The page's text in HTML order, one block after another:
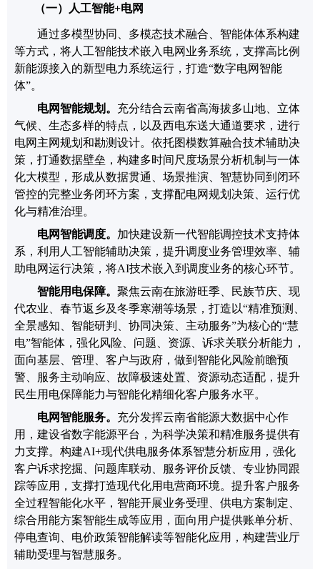
（一） 人工智能+电网
通过多模型协同、多模态技术融合、智能体体系构建
等方式，将人工智能技术嵌入电网业务系统，支撑高比例
新能源接入的新型电力系统运行，打造“数字电网智能
体”。
电网智能规划 。 充分结合云南省高海拔多山地、立体
气候、生态多样的特点，以及西电东送大通道要求，进行
电网 主网规划和勘测设计。依托图模数算融合技术辅助决
策，打通数据壁垒，构建多时间尺度场景分析机制与一体
化大模型，形成从数据贯通、场景推演、智慧协同到闭环
管控的完整业务闭环方案，支撑配电网规划决策、运行优
化与精准治理。
电网智能调度。 加快建设新一代智能调控技术支持体
系，利用人工智能辅助决策， 提升调度业务管理效率、辅
助电网运行决策，将AI技术嵌入到调度业务的核心环节。
智能用电保障。 聚焦云南在旅游旺季、民族节庆、现
代农业、春节返乡及冬季寒潮等场景，打造以“精准预测、
全景感知、智能研判、协同决策、主动服务”为核心的“慧
电”智能体，强化风险、问题、资源、诉求关联分析能力，
面向基层、管理、客户与政府，做到智能化风险前瞻预
警、服务主动响应、故障极速处置、资源动态适配，提升
民生用电保障能力与智能化精细化客户服务水平。
电网智能服务。 充分发挥云南省能源大数据中心作
用，建设省数字能源平台， 为科学决策和精准服务提供有
力支撑。构建AI+现代供电服务体系智慧分析应用，强化
客户诉求挖掘、问题库联动、服务评价反馈、专业协同跟
踪等应用，支撑打造现代化用电营商环境。提升客户服务
全过程智能化水平，智能开展业务受理、供电方案制定、
综合用能方案智能生成等应用，面向用户提供账单分析、
停电查询、电价政策智能解读等智能化应用，构建营业厅
辅助受理与智慧服务。